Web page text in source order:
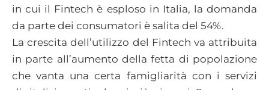
in cui il Fintech è esploso in Italia, la domanda
da parte dei consumatori è salita del 54%.
La crescita dell’utilizzo del Fintech va attribuita
in parte all’aumento della fetta di popolazione
che vanta una certa famigliarità con i servizi